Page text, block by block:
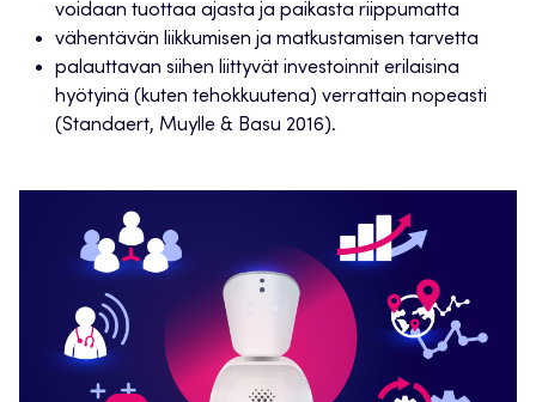
voidaan tuottaa ajasta ja paikasta riippumatta
vähentävän liikkumisen ja matkustamisen tarvetta
palauttavan siihen liittyvät investoinnit erilaisina
hyötyinä (kuten tehokkuutena) verrattain nopeasti
(Standaert, Muylle & Basu 2016).